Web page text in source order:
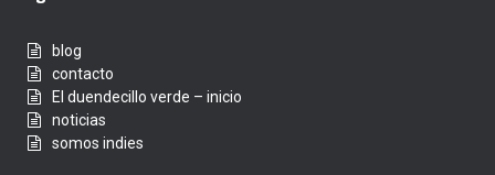
blog
contacto
El duendecillo verde – inicio
noticias
somos indies